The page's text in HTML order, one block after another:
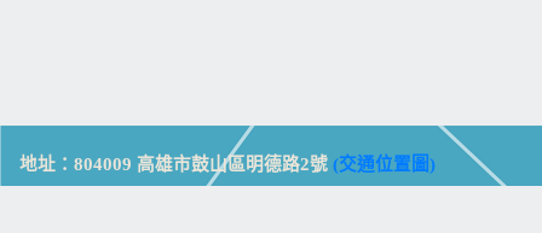
地址：804009 高雄市鼓山區明德路2號 (交通位置圖)